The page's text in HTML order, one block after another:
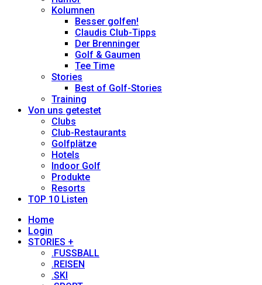
Kolumnen
Besser golfen!
Claudis Club-Tipps
Der Brenninger
Golf & Gaumen
Tee Time
Stories
Best of Golf-Stories
Training
Von uns getestet
Clubs
Club-Restaurants
Golfplätze
Hotels
Indoor Golf
Produkte
Resorts
TOP 10 Listen
Home
Login
STORIES +
.FUSSBALL
.REISEN
.SKI